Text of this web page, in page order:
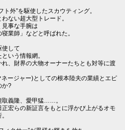
外”を駆使したスカウティング。
ない超大型トレード。
事な手腕は
業師」などと呼ばれた。
使して
いう情報網。
、財界の大物オーナーたちとも対等に渡
ージャー)としての根本陸夫の業績とエピ
か?
取義隆、愛甲猛……。
宏らの新証言をもとに浮かび上がるオモ